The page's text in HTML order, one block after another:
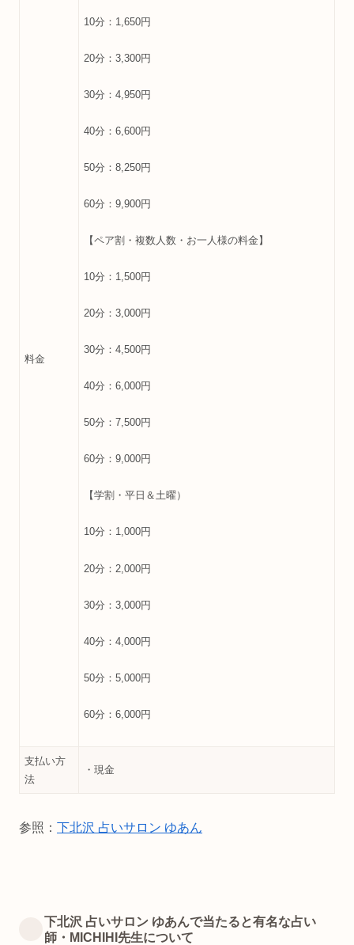
料金
10分：1,650円
20分：3,300円
30分：4,950円
40分：6,600円
50分：8,250円
60分：9,900円
【ペア割・複数人数・お一人様の料金】
10分：1,500円
20分：3,000円
30分：4,500円
40分：6,000円
50分：7,500円
60分：9,000円
【学割・平日＆土曜）
10分：1,000円
20分：2,000円
30分：3,000円
40分：4,000円
50分：5,000円
60分：6,000円
支払い方
法
・現金
参照： 下北沢 占いサロン ゆあん
下北沢 占いサロン ゆあんで当たると有名な占い
師・MICHIHI先生について